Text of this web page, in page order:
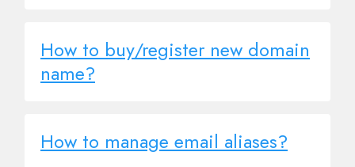
How to buy/register new domain
name?
How to manage email aliases?